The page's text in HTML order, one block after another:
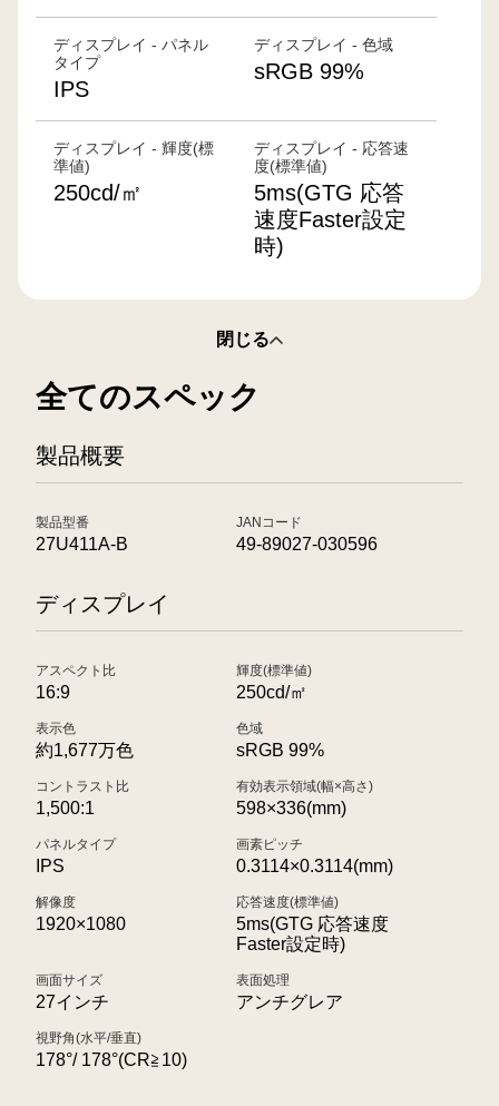
ディスプレイ - パネル
タイプ
IPS
ディスプレイ - 色域
sRGB 99%
ディスプレイ - 輝度(標
準値)
250cd/㎡
ディスプレイ - 応答速
度(標準値)
5ms(GTG 応答
速度Faster設定
時)
閉じる
全てのスペック
製品概要
製品型番
27U411A-B
JANコード
49-89027-030596
ディスプレイ
アスペクト比
16:9
輝度(標準値)
250cd/㎡
表示色
約1,677万色
色域
sRGB 99%
コントラスト比
1,500:1
有効表示領域(幅×高さ)
598×336(mm)
パネルタイプ
IPS
画素ピッチ
0.3114×0.3114(mm)
解像度
1920×1080
応答速度(標準値)
5ms(GTG 応答速度
Faster設定時)
画面サイズ
27インチ
表面処理
アンチグレア
視野角(水平/垂直)
178°/ 178°(CR≧10)